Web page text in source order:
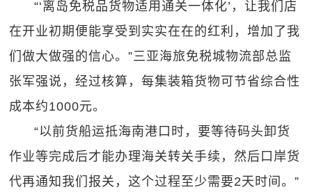
“‘离岛免税品货物适用通关一体化’，让我们店
在开业初期便能享受到实实在在的红利，增加了我
们做大做强的信心。”三亚海旅免税城物流部总监
张军强说，经过核算，每集装箱货物可节省综合性
成本约1000元。
“以前货船运抵海南港口时，要等待码头卸货
作业等完成后才能办理海关转关手续，然后口岸货
代再通知我们报关，这个过程至少需要2天时间。”